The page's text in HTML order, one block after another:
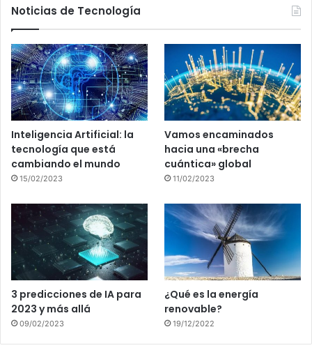
Noticias de Tecnología
Inteligencia Artificial: la
tecnología que está
cambiando el mundo
15/02/2023
Vamos encaminados
hacia una «brecha
cuántica» global
11/02/2023
3 predicciones de IA para
2023 y más allá
09/02/2023
¿Qué es la energía
renovable?
19/12/2022